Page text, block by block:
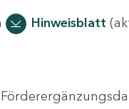
Hinweisblatt